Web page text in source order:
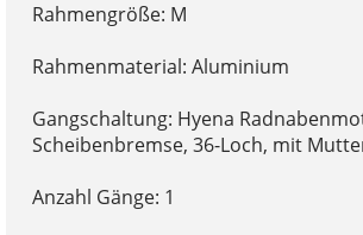
Rahmengröße: M
Rahmenmaterial: Aluminium
Gangschaltung: Hyena
Scheibenbremse, 36-Loch, mit
Anzahl Gänge: 1